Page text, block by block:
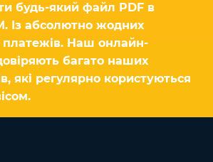
будь-який файл PDF в
Із абсолютно жодних
платежів. Наш онлайн-
багато наших
які регулярно користуються